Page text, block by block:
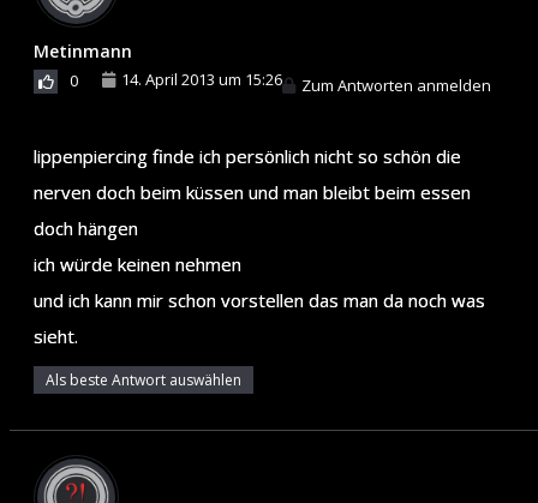
Metinmann
0 14. April 2013 um 15:26 Zum Antworten anmelden
lippenpiercing finde ich persönlich nicht so schön die
nerven doch beim küssen und man bleibt beim essen
doch hängen
ich würde keinen nehmen
und ich kann mir schon vorstellen das man da noch was
sieht.
Als beste Antwort auswählen